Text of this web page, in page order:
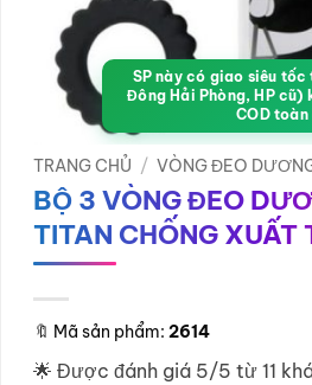
SP này có giao siêu tốc
Đông Hải Phòng, HP cũ)
COD
TRANG CHỦ / VÒNG ĐEO
BỘ 3 VÒNG ĐEO
TITAN CHỐNG XUẤT
🔖 Mã sản phẩm: 2614
🌟 Được đánh giá 5/5 từ 11